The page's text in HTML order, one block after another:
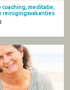
coaching, meditatie,
reinigingsvakanties